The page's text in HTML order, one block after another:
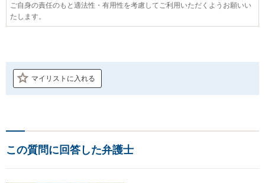
ご自身の責任のもと適法性・有用性を考慮してご利用いただくようお願いい
たします。
マイリストに入れる
この質問に回答した弁護士